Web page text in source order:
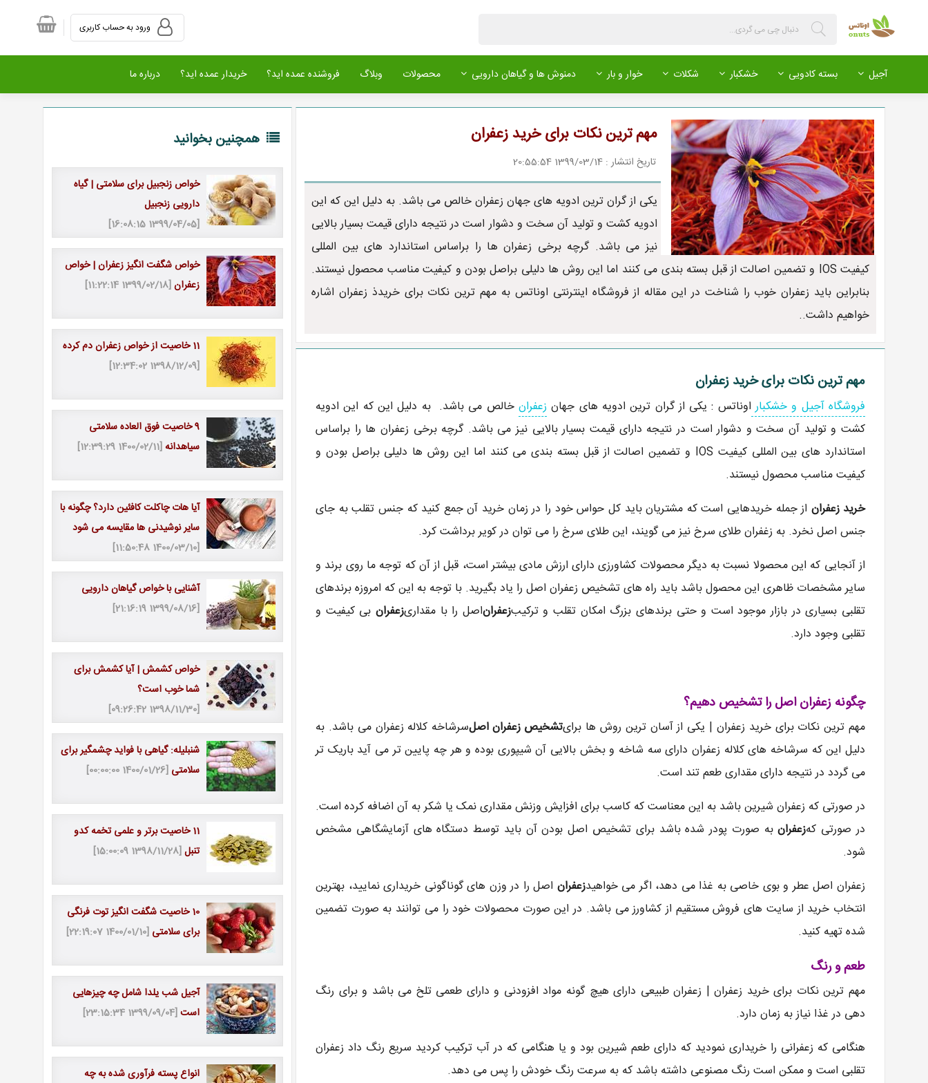
آجیل بسته کادویی خشکبار شکلات خوار و بار دمنوش ها و گیاهان دارویی محصولات وبلاگ فروشنده عمده اید؟ خریدار عمده اید؟ درباره ما
مهم ترین نکات برای خرید زعفران
تاریخ انتشار : 1399/03/14 20:55:54
یکی از گران ترین ادویه های جهان زعفران خالص می باشد. به دلیل این که این
ادویه کشت و تولید آن سخت و دشوار است در نتیجه دارای قیمت بسیار بالایی
نیز می باشد. گرچه برخی زعفران ها را براساس استاندارد های بین المللی
کیفیت IOS و تضمین اصالت از قبل بسته بندی می کنند اما این روش ها دلیلی براصل بودن و کیفیت مناسب محصول نیستند.
بنابراین باید زعفران خوب را شناخت در این مقاله از فروشگاه اینترنتی اوناتس به مهم ترین نکات برای خریدذ زعفران اشاره
خواهیم داشت..
مهم ترین نکات برای خرید زعفران
فروشگاه آجیل و خشکبار اوناتس : یکی از گران ترین ادویه های جهان زعفرانخالص می باشد. به دلیل این که این ادویه
کشت و تولید آن سخت و دشوار است در نتیجه دارای قیمت بسیار بالایی نیز می باشد. گرچه برخی زعفران ها را براساس
استاندارد های بین المللی کیفیت IOS و تضمین اصالت از قبل بسته بندی می کنند اما این روش ها دلیلی براصل بودن و
کیفیت مناسب محصول نیستند.
خرید زعفران از جمله خریدهایی است که مشتریان باید کل حواس خود را در زمان خرید آن جمع کنید که جنس تقلب به جای
جنس اصل نخرد. به زغفران طلای سرخ نیز می گویند، این طلای سرخ را می توان در کویر برداشت کرد.
از آنجایی که این محصولا نسبت به دیگر محصولات کشاورزی دارای ارزش مادی بیشتر است، قبل از آن که توجه ما روی برند و
سایر مشخصات ظاهری این محصول باشد باید راه های تشخیص زعفران اصل را یاد بگیرید. با توجه به این که امروزه برندهای
تقلبی بسیاری در بازار موجود است و حتی برندهای بزرگ امکان تقلب و ترکیبزعفراناصل را با مقداریزعفران بی کیفیت و
تقلبی وجود دارد.
چگونه زعفران اصل را تشخیص دهیم؟
مهم ترین نکات برای خرید زعفران | یکی از آسان ترین روش ها برایتشخیص زعفران اصلسرشاخه کلاله زعفران می باشد. به
دلیل این که سرشاخه های کلاله زعفران دارای سه شاخه و بخش بالایی آن شیپوری بوده و هر چه پایین تر می آید باریک تر
می گردد در نتیجه دارای مقداری طعم تند است.
در صورتی که زعفران شیرین باشد به این معناست که کاسب برای افزایش وزنش مقداری نمک یا شکر به آن اضافه کرده است.
در صورتی کهزعفرانبه صورت پودر شده باشد برای تشخیص اصل بودن آن باید توسط دستگاه های آزمایشگاهی مشخص
شود.
زعفران اصل عطر و بوی خاصی به غذا می دهد، اگر می خواهیدزعفران اصل را در وزن های گوناگونی خریداری نمایید، بهترین
انتخاب خرید از سایت های فروش مستقیم از کشاورز می باشد. در این صورت محصولات خود را می توانند به صورت تضمین
شده تهیه کنید.
طعم و رنگ
مهم ترین نکات برای خرید زعفران | زعفران طبیعی دارای هیچ گونه مواد افزودنی و دارای طعمی تلخ می باشد و برای رنگ
دهی در غذا نیاز به زمان دارد.
هنگامی که زعفرانی را خریداری نمودید که دارای طعم شیرین بود و یا هنگامی که در آب ترکیب کردید سریع رنگ داد زعفران
تقلبی است و ممکن است رنگ مصنوعی داشته باشد که به سرعت رنگ خودش را پس می دهد.
همچنین بخوانید
خواص زنجبیل برای سلامتی | گیاه
دارویی زنجبیل
[1399/04/05 16:08:15]
خواص شگفت انگیز زعفران | خواص
زعفران[1399/02/18 11:22:14]
11 خاصیت از خواص زعفران دم كرده
[1398/12/09 12:34:02]
9 خاصیت فوق العاده سلامتی
سیاهدانه[1400/02/11 12:39:29]
آیا هات چاکلت کافئین دارد؟ چگونه با
سایر نوشیدنی ها مقایسه می شود
[1400/03/10 11:50:48]
آشنایی با خواص گیاهان دارویی
[1399/08/16 21:16:19]
خواص کشمش | آیا کشمش برای
شما خوب است؟
[1398/11/30 09:26:42]
شنبلیله: گیاهی با فواید چشمگیر برای
سلامتی [1400/01/26 00:00:00]
11 خاصیت برتر و علمی تخمه کدو
تنبل[1398/11/28 15:00:09]
10 خاصیت شگفت انگیز توت فرنگی
برای سلامتی [1400/01/10 22:19:07]
آجیل شب یلدا شامل چه چیزهایی
است[1399/09/04 23:15:34]
انواع پسته فرآوری ‌شده به چه